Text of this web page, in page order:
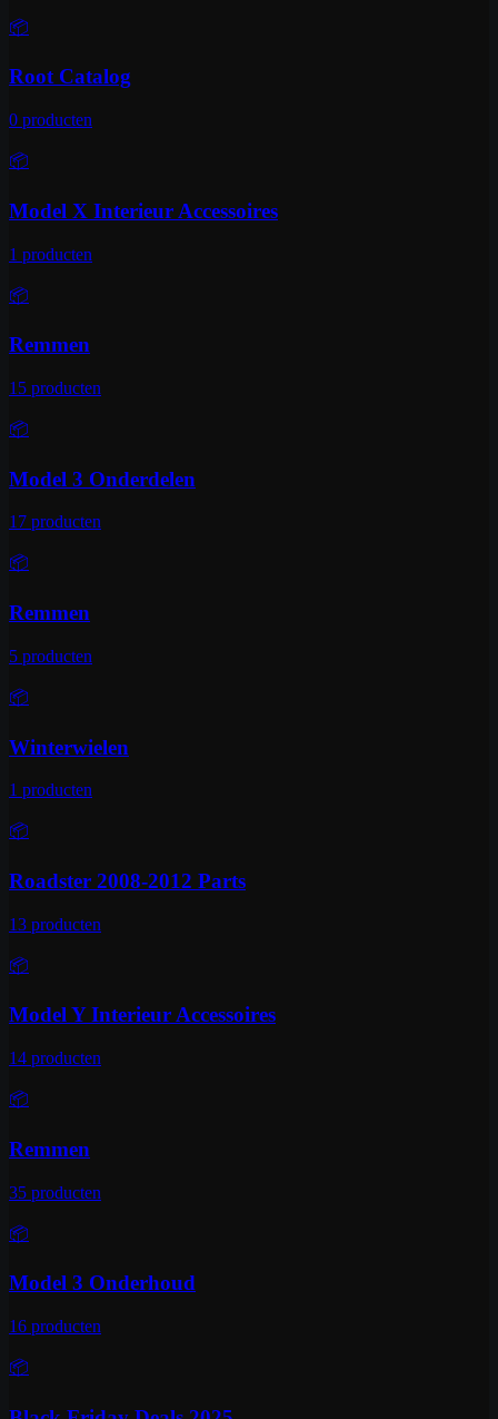
📦
Root Catalog
0 producten
📦
Model X Interieur Accessoires
1 producten
📦
Remmen
15 producten
📦
Model 3 Onderdelen
17 producten
📦
Remmen
5 producten
📦
Winterwielen
1 producten
📦
Roadster 2008-2012 Parts
13 producten
📦
Model Y Interieur Accessoires
14 producten
📦
Remmen
35 producten
📦
Model 3 Onderhoud
16 producten
📦